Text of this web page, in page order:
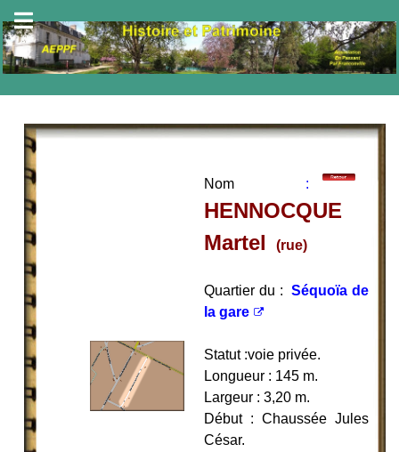
Nom :
HENNOCQUE
Martel
(rue)
Quartier du :Séquoïa de
la gare
Statut :voie privée.
Longueur : 145 m.
Largeur : 3,20 m.
Début : Chaussée Jules
César.